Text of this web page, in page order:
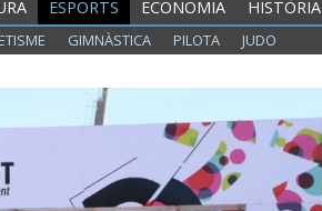
ESPORTS ECONOMIA HISTÒRIA
GIMNÀSTICA PILOTA JUDO